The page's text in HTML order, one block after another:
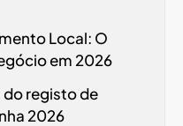
Local: O
em 2026
registo de
2026